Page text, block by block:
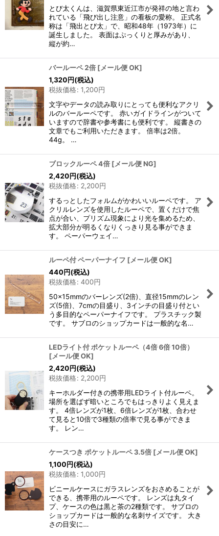
とび太くんは、滋賀県東近江市が発祥の地と言わ
れている「飛び出し注意」の看板の愛称。 正式名
称は「飛出とび太」で、昭和48年（1973年）に
誕生しました。 表面はぷっくりと厚みがあり、
縦が約…
バールーペ 2倍 [メール便 OK]
1,320円(税込)
税抜価格: 1,200円
文字やデータの読み取りにとっても便利なアクリ
ルのバールーペです。 赤いガイドラインがついて
いますので辞書や参考書にも便利です。 縦書きの
文章でもご利用いただきます。 倍率は2倍。
44g。 …
ブロックルーペ 4倍 [メール便 NG]
2,420円(税込)
税抜価格: 2,200円
するっとしたフォルムがかわいいルーペです。 ア
クリルレンズを使用したルーペで、置くだけで焦
点が合い、プリズム現象により光を集めるため、
拡大部分が明るくなりくっきり見る事ができま
す。 ペーパーウェイ…
ルーペ付 ペーパーナイフ [メール便 OK]
440円(税込)
税抜価格: 400円
50×15mmのバーレンズ(2倍)、直径15mmのレン
ズ(5倍)、7cmの目盛り、3インチの目盛り付とい
う多目的なペーパーナイフです。 プラスチック製
です。 サブロのショップカードは一般的な名…
LEDライト付 ポケットルーペ（4倍 6倍 10倍）
[メール便 OK]
2,420円(税込)
税抜価格: 2,200円
キーホルダー付きの携帯用LEDライト付ルーペ。
場所を選ばず暗いところでもはっきりよく見えま
す。 4倍レンズが1枚、6倍レンズが1枚、合わせ
て見ると10倍で3種類の倍率で見る事ができま
す。 レン…
ケースつき ポケットルーペ 3.5倍 [メール便 OK]
1,100円(税込)
税抜価格: 1,000円
ビニールケースにガラスレンズをおさめることが
できる、携帯用のルーペです。 レンズは丸タイ
プ、ケースの色は黒と茶の2種類です。 サブロの
ショップカードは一般的な名刺サイズです。 大き
さの目安に…